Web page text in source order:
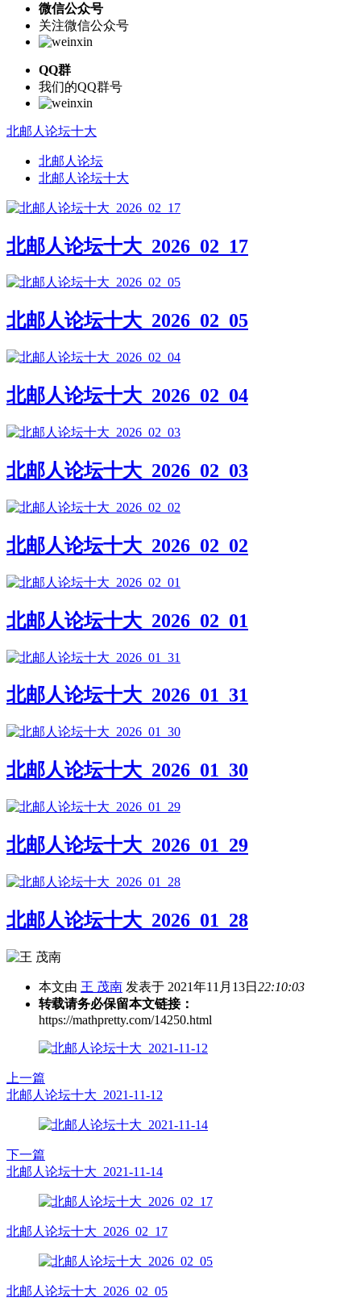
微信公众号
关注微信公众号
QQ群
我们的QQ群号
北邮人论坛十大
北邮人论坛
北邮人论坛十大
北邮人论坛十大_2026_02_17
北邮人论坛十大_2026_02_05
北邮人论坛十大_2026_02_04
北邮人论坛十大_2026_02_03
北邮人论坛十大_2026_02_02
北邮人论坛十大_2026_02_01
北邮人论坛十大_2026_01_31
北邮人论坛十大_2026_01_30
北邮人论坛十大_2026_01_29
北邮人论坛十大_2026_01_28
本文由 王 茂南 发表于 2021年11月13日 22:10:03
转载请务必保留本文链接：
https://mathpretty.com/14250.html
上一篇
北邮人论坛十大_2021-11-12
下一篇
北邮人论坛十大_2021-11-14
北邮人论坛十大_2026_02_17
北邮人论坛十大_2026_02_05